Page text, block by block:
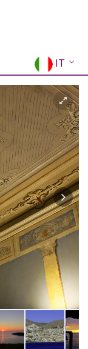
IT
EN
EL
FR
DE
ES
RU
CN